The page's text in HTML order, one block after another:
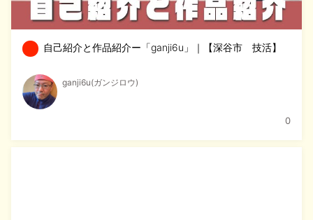
自己紹介と作品紹介ー「ganji6u」｜【深谷市 技活】
ganji6u(ガンジロウ)
0